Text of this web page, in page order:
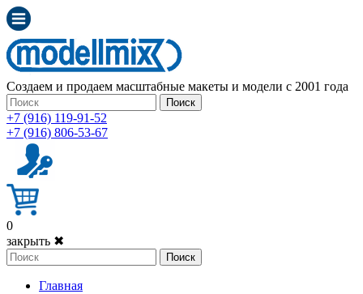
Создаем и продаем масштабные макеты и модели с 2001 года
Поиск
+7 (916) 119-91-52
+7 (916) 806-53-67
0
закрыть ✖
Поиск
Главная